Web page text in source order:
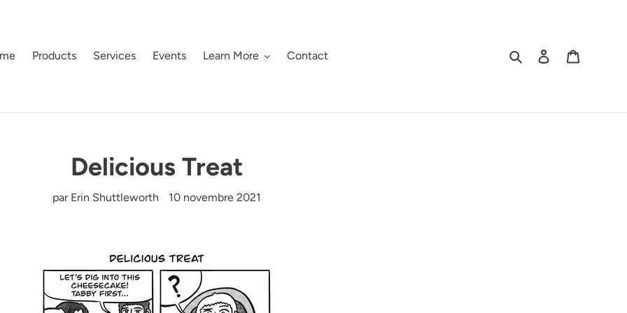
Products Services Events Learn More Contact RechercherSe connecter
Delicious Treat
par Erin Shuttleworth 10 novembre 2021